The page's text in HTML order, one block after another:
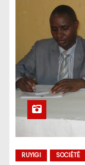
RUYIGI SOCIÉTÉ